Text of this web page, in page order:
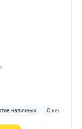
наличных С кешбэком